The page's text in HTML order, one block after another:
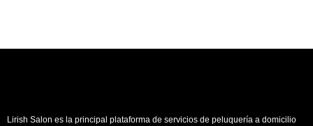
Lirish Salon es la principal plataforma de servicios de peluquería a domicilio